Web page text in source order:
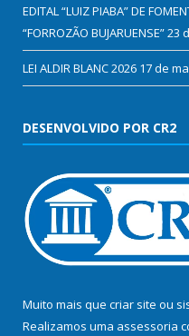
EDITAL “LUIZ PIABA” DE
“FORROZÃO BUJARUENSE”23
LEI ALDIR BLANC 2026 17 de
DESENVOLVIDO POR CR2
Muito mais que criar site ou
Realizamos uma assessoria